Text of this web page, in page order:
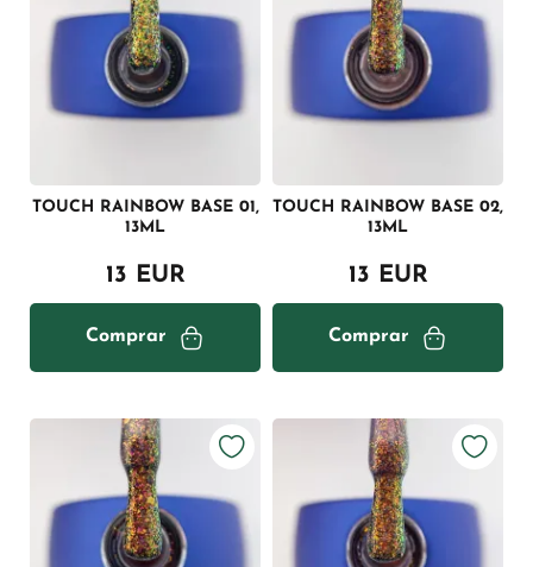
TOUCH RAINBOW BASE 01,
13ML
13 EUR
Comprar
TOUCH RAINBOW BASE 02,
13ML
13 EUR
Comprar